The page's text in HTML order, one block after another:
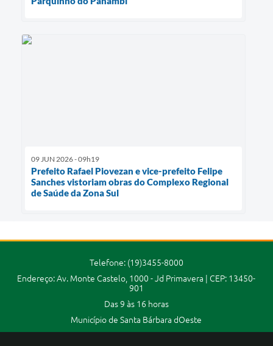
09 JUN 2026 - 09h19
Prefeito Rafael Piovezan e vice-prefeito Felipe
Sanches vistoriam obras do Complexo Regional
de Saúde da Zona Sul
Telefone: (19)3455-8000
Endereço: Av. Monte Castelo, 1000 - Jd Primavera | CEP: 13450-
901
Das 9 às 16 horas
Município de Santa Bárbara dOeste